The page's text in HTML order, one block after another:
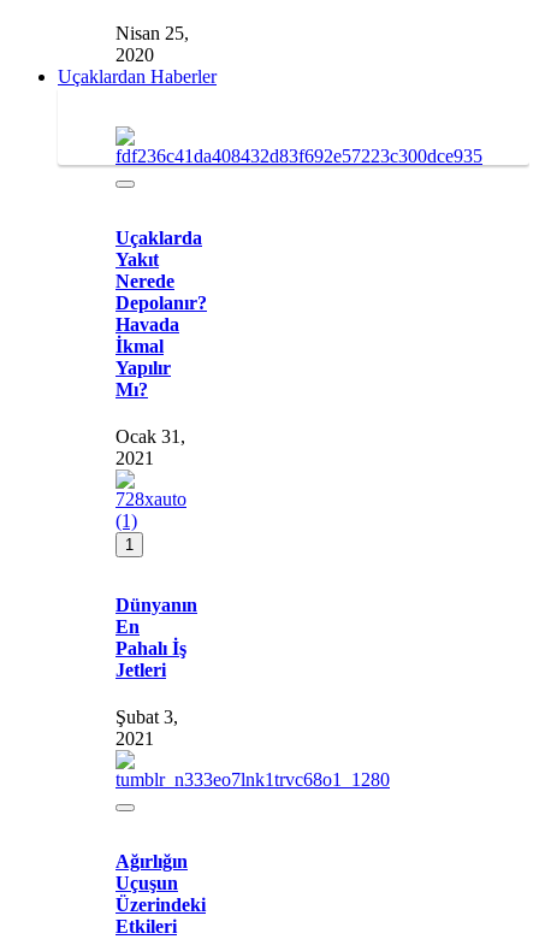
Nisan 25,
2020
Uçaklardan Haberler
Uçaklarda
Yakıt
Nerede
Depolanır?
Havada
İkmal
Yapılır
Mı?
Ocak 31,
2021
1
Dünyanın
En
Pahalı İş
Jetleri
Şubat 3,
2021
Ağırlığın
Uçuşun
Üzerindeki
Etkileri